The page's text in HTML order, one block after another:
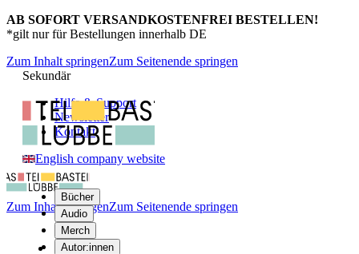
AB SOFORT VERSANDKOSTENFREI BESTELLEN!
*gilt nur für Bestellungen innerhalb DE
Zum Inhalt springenZum Seitenende springen
Sekundär
Hilfe & Support
Newsletter
Kontakt
English company website
Bücher
Audio
Merch
Autor:innen
Zum Inhalt springenZum Seitenende springen